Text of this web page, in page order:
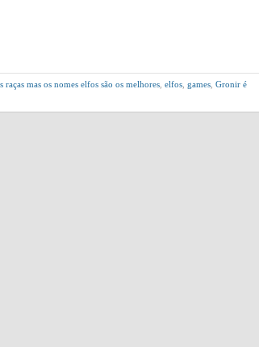
raças mas os nomes elfos são os melhores elfos games Gronir é